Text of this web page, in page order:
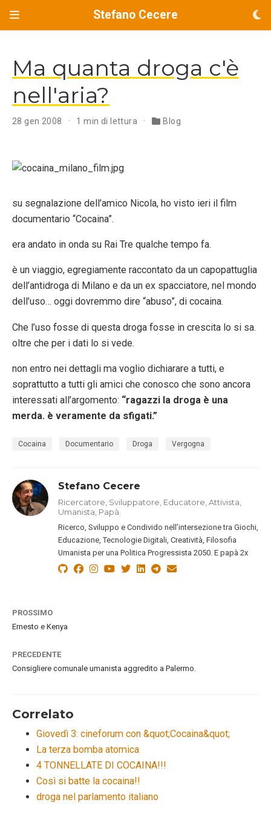
Stefano Cecere
Ma quanta droga c'è
nell'aria?
28 gen 2008 1 min di lettura Blog
su segnalazione dell’amico Nicola, ho visto ieri il film
documentario “Cocaina”.
era andato in onda su Rai Tre qualche tempo fa.
è un viaggio, egregiamente raccontato da un capopattuglia
dell’antidroga di Milano e da un ex spacciatore, nel mondo
dell’uso… oggi dovremmo dire “abuso”, di cocaina.
Che l’uso fosse di questa droga fosse in crescita lo si sa.
oltre che per i dati lo si vede.
non entro nei dettagli ma voglio dichiarare a tutti, e
soprattutto a tutti gli amici che conosco che sono ancora
interessati all’argomento: “ragazzi la droga è una
merda. è veramente da sfigati.”
Cocaina Documentario Droga Vergogna
Stefano Cecere
Ricercatore, Sviluppatore, Educatore, Attivista,
Umanista, Papà.
Ricerco, Sviluppo e Condivido nell’intersezione tra Giochi,
Educazione, Tecnologie Digitali, Creatività, Filosofia
Umanista per una Politica Progressista 2050. E papà 2x
PROSSIMO
Ernesto e Kenya
PRECEDENTE
Consigliere comunale umanista aggredito a Palermo.
Correlato
Giovedì 3: cineforum con &quot;Cocaina&quot;
La terza bomba atomica
4 TONNELLATE DI COCAINA!!!
Così si batte la cocaina!!
droga nel parlamento italiano